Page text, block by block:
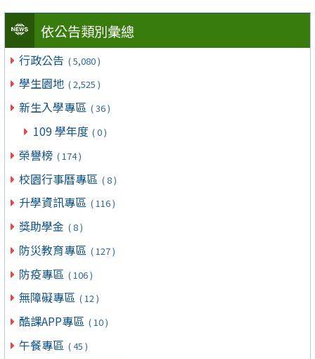
依公告類別彙總
行政公告 ( 5,080 )
學生園地 ( 2,525 )
新生入學專區 ( 36 )
109 學年度 ( 0 )
榮譽榜 ( 174 )
校園行事曆專區 ( 8 )
升學資訊專區 ( 116 )
獎助學金 ( 8 )
防災教育專區 ( 127 )
防疫專區 ( 106 )
無障礙專區 ( 12 )
酷課APP專區 ( 10 )
午餐專區 ( 45 )